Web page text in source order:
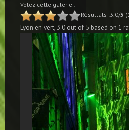
Votez cette galerie !
Résultats :3.0/5
Lyon en vert, 3.0 out of 5 based on 1